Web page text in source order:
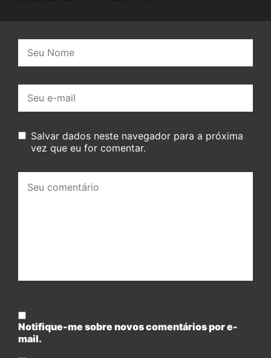
mail:
Salvar dados neste navegador para a próxima
vez que eu for comentar.
comentário:
Notifique-me sobre novos comentários por e-
mail.